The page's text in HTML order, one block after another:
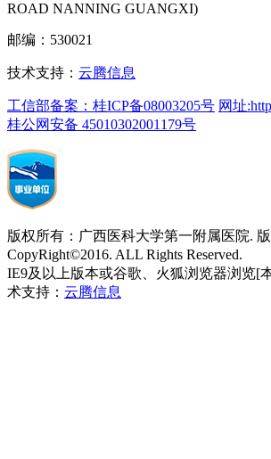
ROAD NANNING GUANGXI)
邮编：530021
技术支持： 云腾信息
工信部备案：桂ICP备08003205号 网址
桂公网安备 45010302001179号
版权所有：广西医科大学第一附属医院.
CopyRight©2016. ALL Rights
IE9及以上版本或谷歌、火狐浏览
术支持： 云腾信息